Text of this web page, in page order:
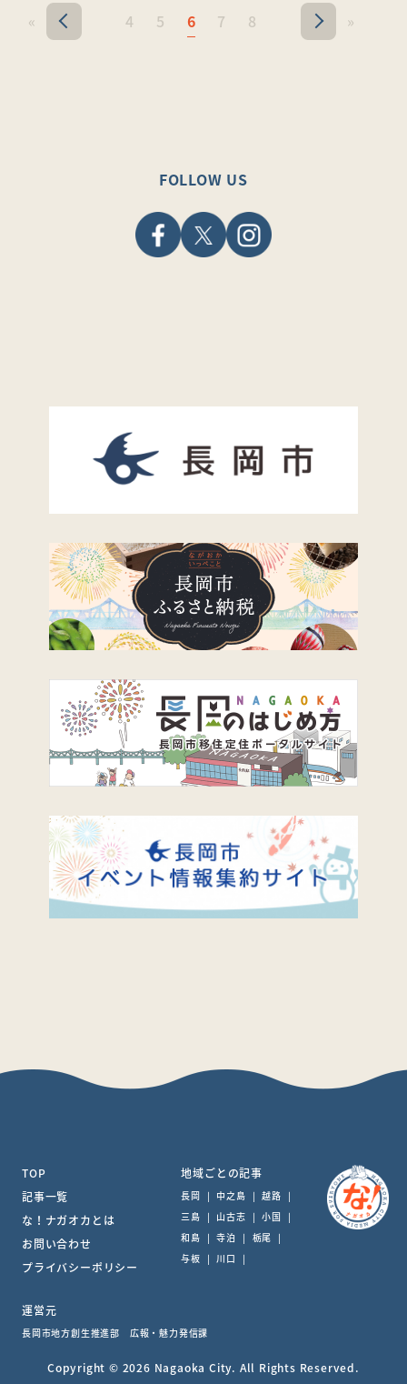
« < 4 5 6 7 8 > »
FOLLOW US
TOP
記事一覧
な！ナガオカとは
お問い合わせ
プライバシーポリシー
地域ごとの記事
長岡 | 中之島 | 越路 |
三島 | 山古志 | 小国
|
和島 | 寺泊 | 栃尾
|
与板 | 川口 |
運営元
長岡市地方創生推進部 広報・魅力発信課
Copyright © 2026 Nagaoka City. All Rights Reserved.